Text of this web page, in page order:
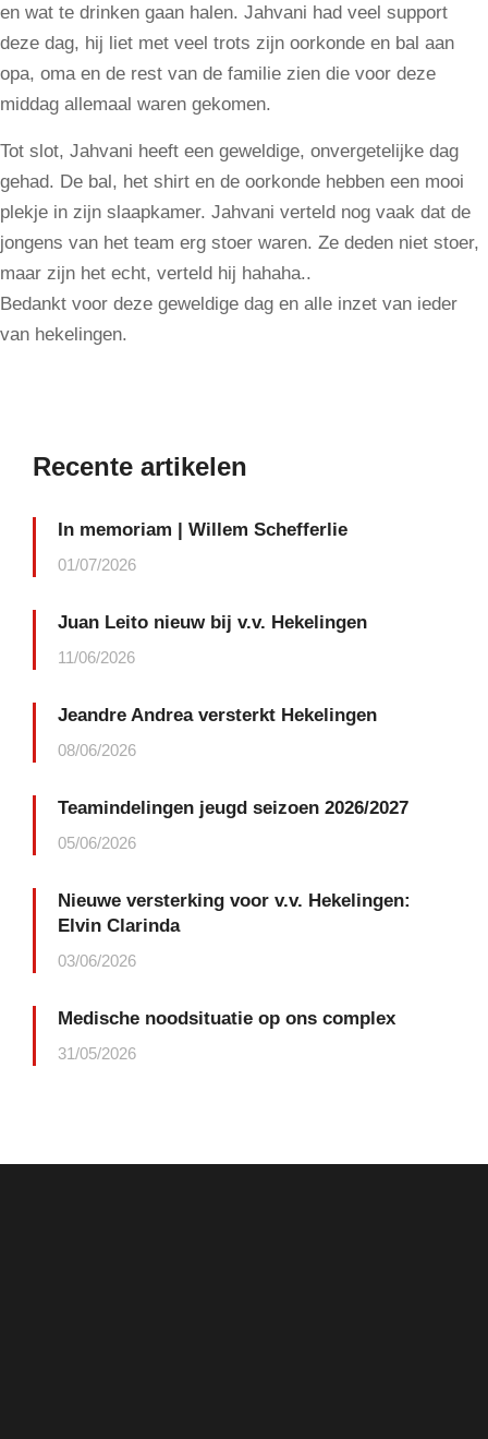
en wat te drinken gaan halen. Jahvani had veel support
deze dag, hij liet met veel trots zijn oorkonde en bal aan
opa, oma en de rest van de familie zien die voor deze
middag allemaal waren gekomen.
Tot slot, Jahvani heeft een geweldige, onvergetelijke dag
gehad. De bal, het shirt en de oorkonde hebben een mooi
plekje in zijn slaapkamer. Jahvani verteld nog vaak dat de
jongens van het team erg stoer waren. Ze deden niet stoer,
maar zijn het echt, verteld hij hahaha..
Bedankt voor deze geweldige dag en alle inzet van ieder
van hekelingen.
Recente artikelen
In memoriam | Willem Schefferlie
01/07/2026
Juan Leito nieuw bij v.v. Hekelingen
11/06/2026
Jeandre Andrea versterkt Hekelingen
08/06/2026
Teamindelingen jeugd seizoen 2026/2027
05/06/2026
Nieuwe versterking voor v.v. Hekelingen:
Elvin Clarinda
03/06/2026
Medische noodsituatie op ons complex
31/05/2026